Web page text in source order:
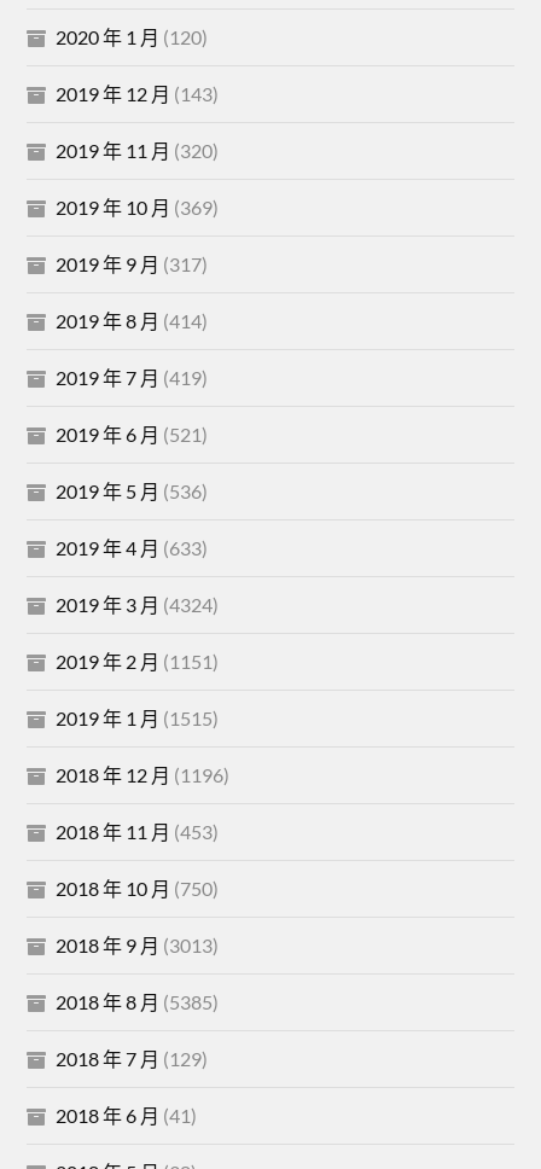
2020 年 1 月 (120)
2019 年 12 月 (143)
2019 年 11 月 (320)
2019 年 10 月 (369)
2019 年 9 月 (317)
2019 年 8 月 (414)
2019 年 7 月 (419)
2019 年 6 月 (521)
2019 年 5 月 (536)
2019 年 4 月 (633)
2019 年 3 月 (4324)
2019 年 2 月 (1151)
2019 年 1 月 (1515)
2018 年 12 月 (1196)
2018 年 11 月 (453)
2018 年 10 月 (750)
2018 年 9 月 (3013)
2018 年 8 月 (5385)
2018 年 7 月 (129)
2018 年 6 月 (41)